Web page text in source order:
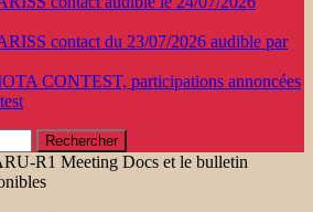
contact du 23/07/2026 audible par
CONTEST, participations annoncées
R1 Meeting Docs et le bulletin